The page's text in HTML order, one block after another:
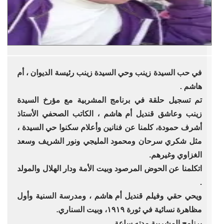
في حب السيدة زينب وحي السيدة زينب رئيسة الديوان ، أم
هاشم .
تم تسجيل حلقة في برنامج المشربية مع مؤرخ السيدة
زينب وعاشق قنديل أم هاشم ، الكاتب الصحفي الأستاذ
أشرف حمودة، كلمنا عن فنانين وأعلام سكنوا حي السيدة ،
مثل شكري سرحان ومحمود المليجي ونور الشريف وسعد
الغزاوي وغيرهم.
اتكلمنا عن الحوض المرصود وبيت الأمة ودار الهلال والمولد
.
ويحي حقي وفيلم قنديل أم هاشم ، ومدرسة السنية وأول
مظاهرة نسائية في ثورة ١٩١٩، وبيت السناري.